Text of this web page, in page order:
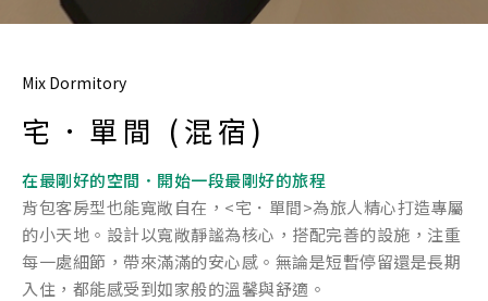
Mix Dormitory
宅．單間 (混宿)
在最剛好的空間．開始一段最剛好的旅程
背包客房型也能寬敞自在，<宅．單間>為旅人精心打造專屬
的小天地。設計以寬敞靜謐為核心，搭配完善的設施，注重
每一處細節，帶來滿滿的安心感。無論是短暫停留還是長期
入住，都能感受到如家般的溫馨與舒適。